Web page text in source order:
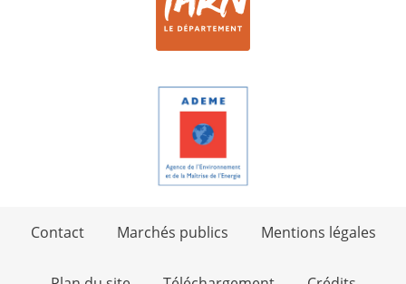
Contact Marchés publics Mentions légales